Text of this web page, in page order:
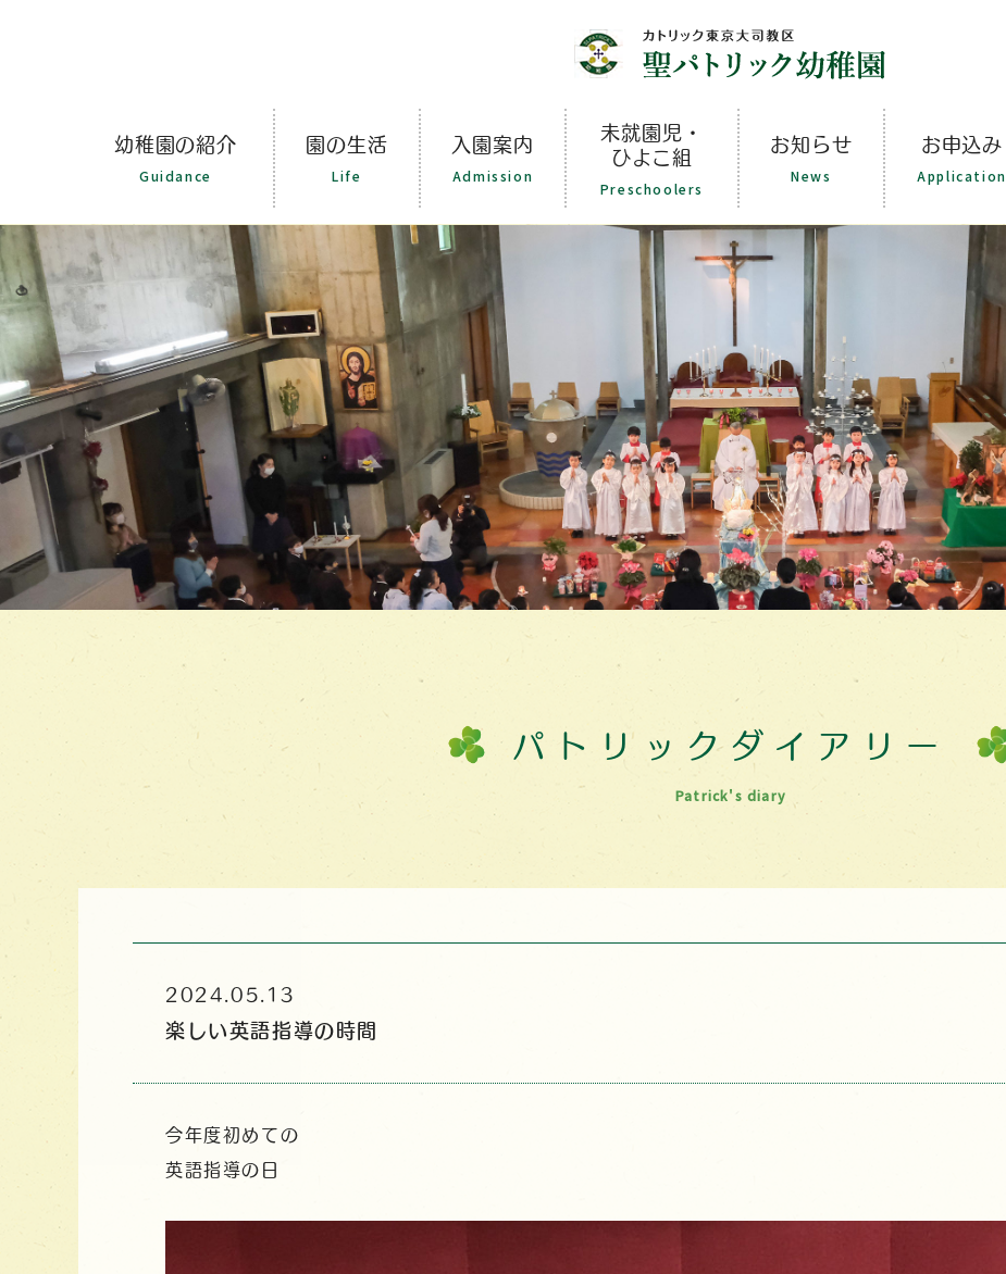
幼稚園の紹介
Guidance
園の生活
Life
入園案内
Admission
未就園児・
ひよこ組
Preschoolers
お知らせ
News
お申込み
Application
パトリックダイアリー
Patrick's diary
2024.05.13
楽しい英語指導の時間
今年度初めての
英語指導の日